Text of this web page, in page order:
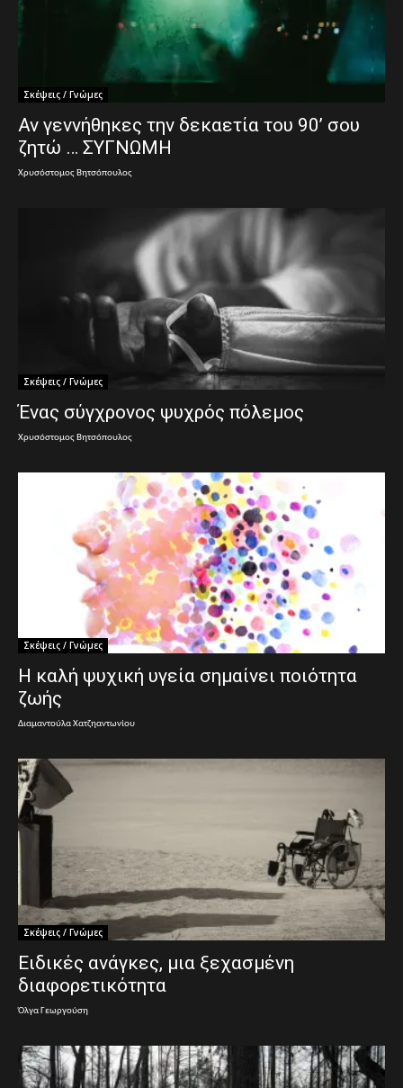
Σκέψεις / Γνώμες
Αν γεννήθηκες την δεκαετία του 90’ σου
ζητώ … ΣΥΓΝΩΜΗ
Χρυσόστομος Βητσόπουλος
Σκέψεις / Γνώμες
Ένας σύγχρονος ψυχρός πόλεμος
Χρυσόστομος Βητσόπουλος
Σκέψεις / Γνώμες
Η καλή ψυχική υγεία σημαίνει ποιότητα
ζωής
Διαμαντούλα Χατζηαντωνίου
Σκέψεις / Γνώμες
Ειδικές ανάγκες, μια ξεχασμένη
διαφορετικότητα
Όλγα Γεωργούση